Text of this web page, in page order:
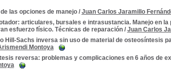
las opciones de manejo/ Juan Carlos Jaramillo
articulares, bursales e intrasustancia. Manejo en la
esfuerzo físico. Técnicas de reparación/ Juan Carlos
Hill-Sachs inversa sin uso de material de osteosíntesis
Montoya
reversa: problemas y complicaciones en 6 años de